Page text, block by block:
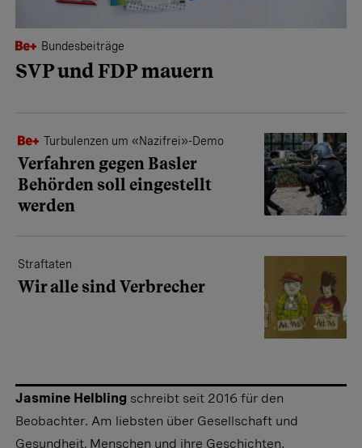
Bundesbeiträge
SVP und FDP mauern
Turbulenzen um «Nazifrei»-Demo
Verfahren gegen Basler
Behörden soll eingestellt
werden
Straftaten
Wir alle sind Verbrecher
Jasmine Helbling schreibt seit 2016 für den
Beobachter. Am liebsten über Gesellschaft und
Gesundheit, Menschen und ihre Geschichten.